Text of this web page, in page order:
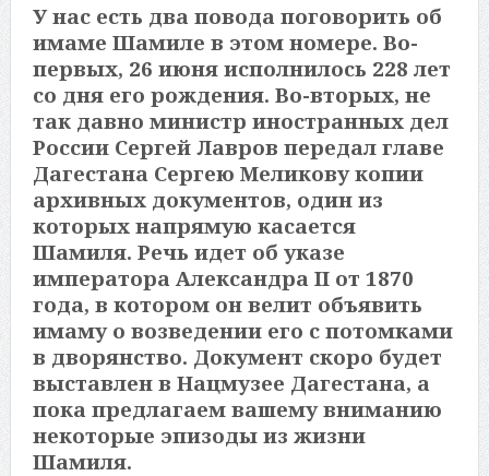
У нас есть два повода поговорить об
имаме Шамиле в этом номере. Во-
первых, 26 июня исполнилось 228 лет
со дня его рождения. Во-вторых, не
так давно министр иностранных дел
России Сергей Лавров передал главе
Дагестана Сергею Меликову копии
архивных документов, один из
которых напрямую касается
Шамиля. Речь идет об указе
императора Александра II от 1870
года, в котором он велит объявить
имаму о возведении его с потомками
в дворянство. Документ скоро будет
выставлен в Нацмузее Дагестана, а
пока предлагаем вашему вниманию
некоторые эпизоды из жизни
Шамиля.